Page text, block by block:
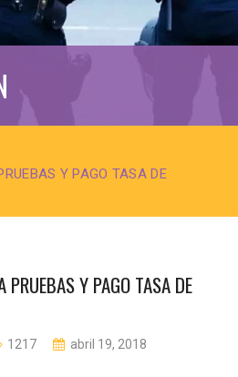
Y PAGO TASA DE
Y PAGO TASA DE
1217 abril 19, 2018